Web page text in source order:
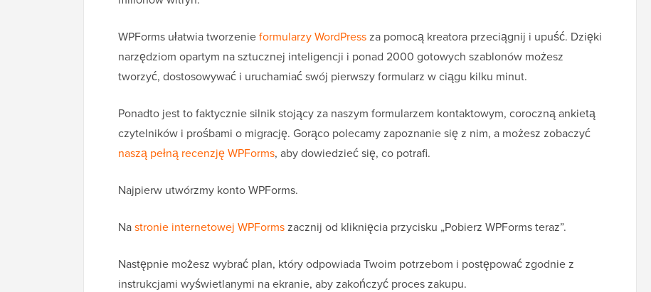
WPForms ułatwia tworzenieformularzy WordPressza pomocą kreatora przeciągnij i upuść. Dzięki
narzędziom opartym na sztucznej inteligencji i ponad 2000 gotowych szablonów możesz
tworzyć, dostosowywać i uruchamiać swój pierwszy formularz w ciągu kilku minut.
Ponadto jest to faktycznie silnik stojący za naszym formularzem kontaktowym, coroczną ankietą
czytelników i prośbami o migrację. Gorąco polecamy zapoznanie się z nim, a możesz zobaczyć
naszą pełną recenzję WPForms, aby dowiedzieć się, co potrafi.
Najpierw utwórzmy konto WPForms.
Nastronie internetowej WPFormszacznij od kliknięcia przycisku „Pobierz WPForms teraz”.
Następnie możesz wybrać plan, który odpowiada Twoim potrzebom i postępować zgodnie z
instrukcjami wyświetlanymi na ekranie, aby zakończyć proces zakupu.